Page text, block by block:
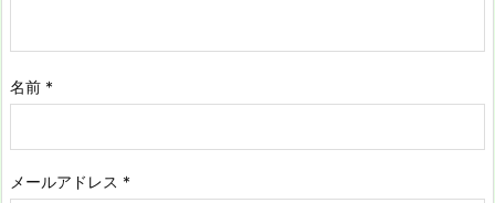
名前 *
メールアドレス *